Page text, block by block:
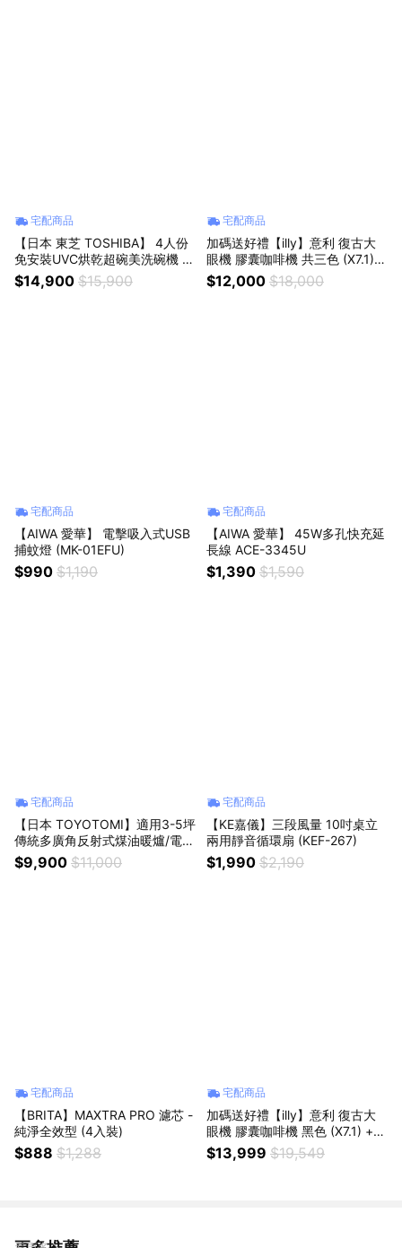
宅配商品
【日本 東芝 TOSHIBA】 4人份
免安裝UVC烘乾超碗美洗碗機 D
WS-34ATW
$14,900 $15,900
宅配商品
加碼送好禮【illy】意利 復古大
眼機 膠囊咖啡機 共三色 (X7.1) T
razzi設計 義大利復古造型
$12,000 $18,000
宅配商品
【AIWA 愛華】 電擊吸入式USB
捕蚊燈 (MK-01EFU)
$990 $1,190
宅配商品
【AIWA 愛華】 45W多孔快充延
長線 ACE-3345U
$1,390 $1,590
宅配商品
【日本 TOYOTOMI】適用3-5坪
傳統多廣角反射式煤油暖爐/電暖
器 RS-NH29P-TW 櫻花粉
$9,900 $11,000
宅配商品
【KE嘉儀】三段風量 10吋桌立
兩用靜音循環扇 (KEF-267)
$1,990 $2,190
宅配商品
【BRITA】MAXTRA PRO 濾芯 -
純淨全效型 (4入裝)
$888 $1,288
宅配商品
加碼送好禮【illy】意利 復古大
眼機 膠囊咖啡機 黑色 (X7.1) +電
動奶泡機組合
$13,999 $19,549